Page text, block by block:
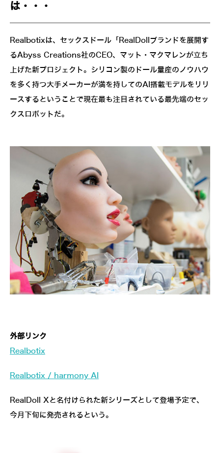
は・・・
Realbotixは、セックスドール「RealDollブランドを展開す
るAbyss Creations社のCEO、マット・マクマレンが立ち
上げた新プロジェクト。シリコン製のドール量産のノウハウ
を多く持つ大手メーカーが満を持してのAI搭載モデルをリリ
ースするということで現在最も注目されている最先端のセッ
クスロボットだ。
外部リンク
Realbotix
Realbotix / harmony AI
RealDoll Xと名付けられた新シリーズとして登場予定で、
今月下旬に発売されるという。